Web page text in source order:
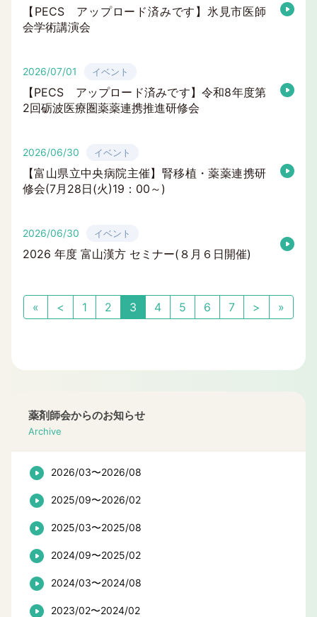
【PECS アップロード済みです】氷見市医師
会学術講演会
2026/07/01 イベント
【PECS アップロード済みです】令和8年度第
2回砺波医療圏薬薬連携推進研修会
2026/06/30 イベント
【富山県立中央病院主催】腎移植・薬薬連携研
修会(7月28日(火)19：00～)
2026/06/30 イベント
2026 年度 富山漢方 セミナー(８月６日開催)
« < 1 2 3 4 5 6 7 > »
薬剤師会からのお知らせ
Archive
2026/03〜2026/08
2025/09〜2026/02
2025/03〜2025/08
2024/09〜2025/02
2024/03〜2024/08
2023/02〜2024/02